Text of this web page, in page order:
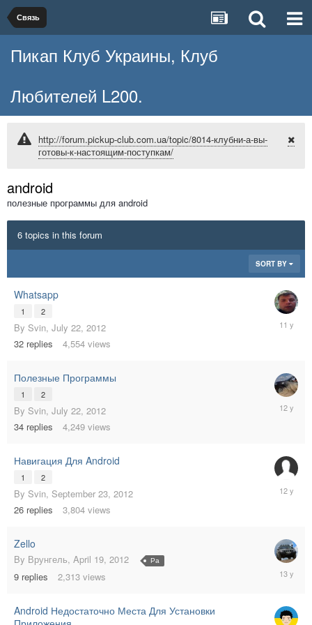
Связь
Пикап Клуб Украины, Клуб
Любителей L200.
http://forum.pickup-club.com.ua/topic/8014-клубни-а-вы-
готовы-к-настоящим-поступкам/
android
полезные программы для android
6 topics in this forum
SORT BY
Whatsapp
1 2
By Svin, July 22, 2012
32 replies 4,554 views
October
10,
Полезные Программы
1 2
By Svin, July 22, 2012
34 replies 4,249 views
March
26,
Навигация Для Android
1 2
By Svin, September 23, 2012
26 replies 3,804 views
August
21,
Zello
By Врунгель, April 19, 2012 Ра
9 replies 2,313 views
June
30,
Android Недостаточно Места Для Установки